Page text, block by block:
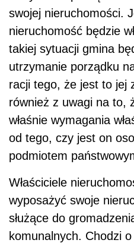
swojej nieruchomości.
nieruchomość będzie
takiej sytuacji gmina
utrzymanie porządku
racji tego, że jest to jej
również z uwagi na to,
właśnie wymagania
od tego, czy jest on
podmiotem
Właściciele
wyposażyć swoje
służące do
komunalnych. Chodzi